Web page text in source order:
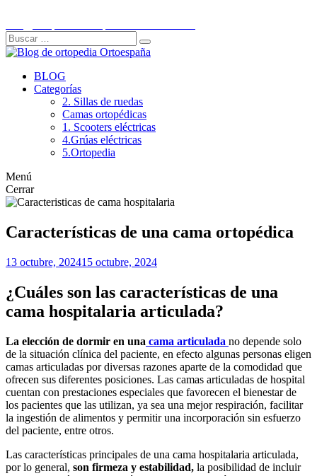
contenido
Buscar:
Buscar
BLOG
Categorías
2. Sillas de ruedas
Camas ortopédicas
1. Scooters eléctricas
4.Grúas eléctricas
5.Ortopedia
Menú
Cerrar
Características de una cama ortopédica
13 octubre, 202415 octubre, 2024
¿Cuáles son las características de una
cama hospitalaria articulada?
La elección de dormir en una cama articulada no depende solo
de la situación clínica del paciente, en efecto algunas personas eligen
camas articuladas por diversas razones aparte de la comodidad que
ofrecen sus diferentes posiciones. Las camas articuladas de hospital
cuentan con prestaciones especiales que favorecen el bienestar de
los pacientes que las utilizan, ya sea una mejor respiración, facilitar
la ingestión de alimentos y permitir una incorporación sin esfuerzo
del paciente, entre otros.
Las características principales de una cama hospitalaria articulada,
por lo general, son firmeza y estabilidad, la posibilidad de incluir